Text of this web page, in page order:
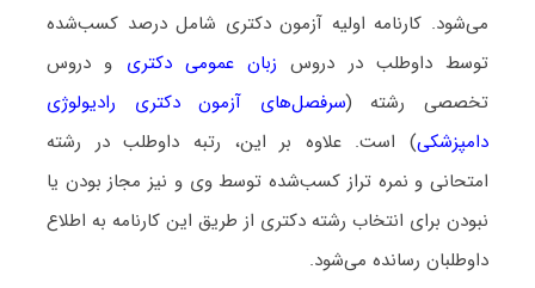
می‌شود. کارنامه اولیه آزمون دکتری شامل درصد کسب‌شده
توسط داوطلب در دروس زبان عمومی دکتری و دروس
تخصصی رشته (سرفصل‌های آزمون دکتری رادیولوژی
دامپزشکی) است. علاوه بر این، رتبه داوطلب در رشته
امتحانی و نمره تراز کسب‌شده توسط وی و نیز مجاز بودن یا
نبودن برای انتخاب رشته دکتری از طریق این کارنامه به اطلاع
داوطلبان رسانده می‌شود.